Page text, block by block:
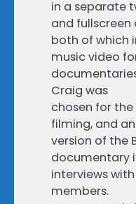
in a separate
and fullscreen
both of which
music video
Craig was
chosen for
filming, and
version of the
documentary
interviews
members.